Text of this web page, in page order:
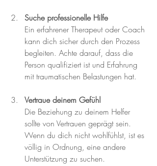
Suche professionelle Hilfe
Ein erfahrener Therapeut oder Coach
kann dich sicher durch den Prozess
begleiten. Achte darauf, dass die
Person qualifiziert ist und Erfahrung
mit traumatischen Belastungen hat.
Vertraue deinem Gefühl
Die Beziehung zu deinem Helfer
sollte von Vertrauen geprägt sein.
Wenn du dich nicht wohlfühlst, ist es
völlig in Ordnung, eine andere
Unterstützung zu suchen.